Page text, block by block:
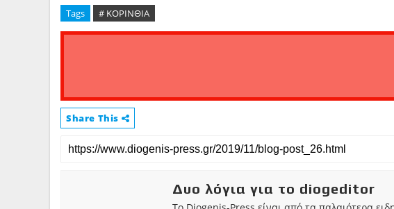
Tags # ΚΟΡΙΝΘΙΑ
Share This
Δυο λόγια για το diogeditor